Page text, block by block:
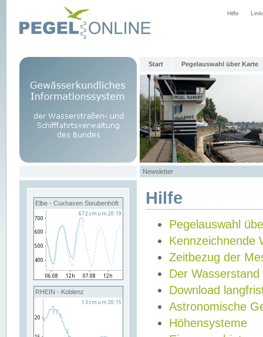
Hilfe
Start Pegelauswahl über Karte
Newsletter
Elbe - Cuxhaven Steubenhöft
RHEIN - Koblenz
Hilfe
Pegelauswahl
Kennzeichnende
Zeitbezug der
Der Wasserstand
Download
Astronomische
Höhensysteme